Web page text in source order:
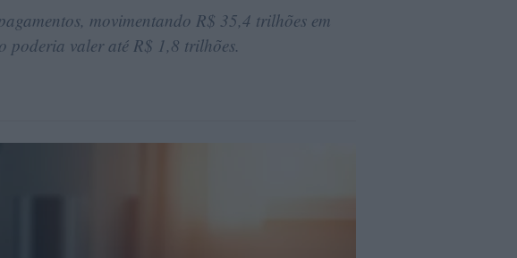
movimentando R$ 35,4 trilhões em
poderia valer até R$ 1,8 trilhões.